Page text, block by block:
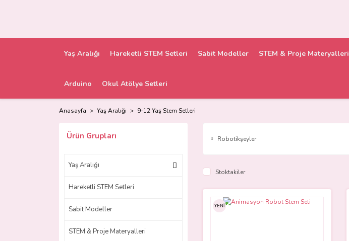
Yaş Aralığı Hareketli STEM Setleri Sabit Modeller STEM & Proje Materyalleri
Arduino Okul Atölye Setleri
Anasayfa Yaş Aralığı 9-12 Yaş Stem Setleri
Ürün Grupları
Yaş Aralığı
Hareketli STEM Setleri
Sabit Modeller
STEM & Proje Materyalleri
Robotikşeyler
Stoktakiler
YENİ